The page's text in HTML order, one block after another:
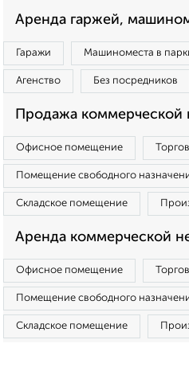
Аренда гаржей,
Гаражи Машиноместа в
Агенство Без посредников
Продажа коммерческой
Офисное помещение
Помещение свободного
Складское помещение
Аренда коммерческой
Офисное помещение
Помещение свободного
Складское помещение